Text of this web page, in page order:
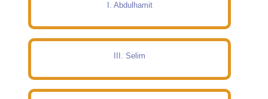
I. Abdulhamit
III. Selim